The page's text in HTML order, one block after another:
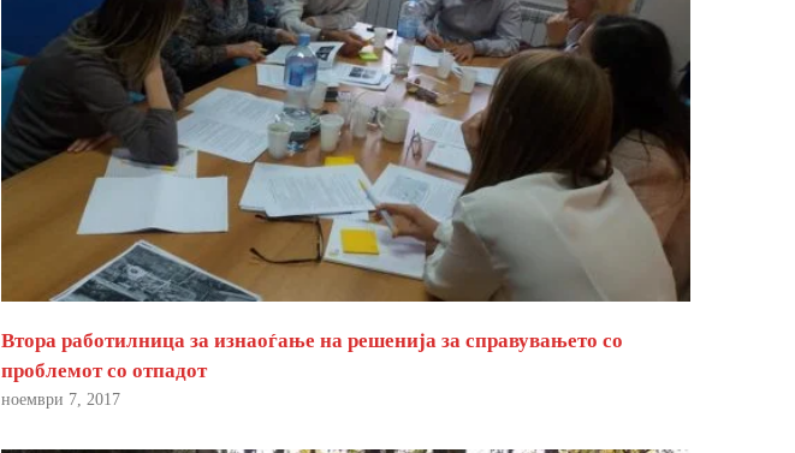
Втора работилница за изнаоѓање на решенија за справувањето со
проблемот со отпадот
ноември 7, 2017